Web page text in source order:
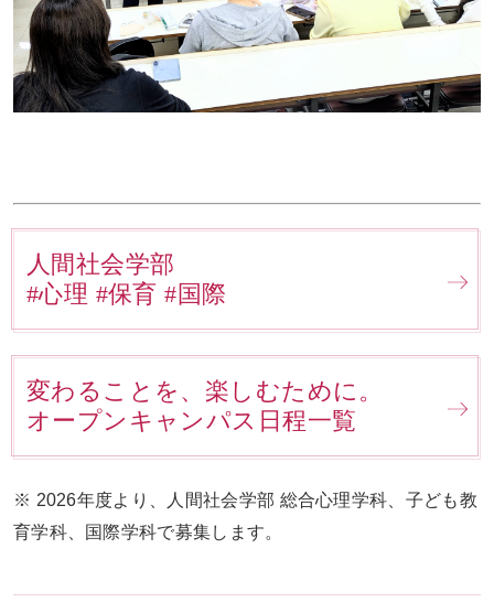
人間社会学部
#心理 #保育 #国際
変わることを、楽しむために。
オープンキャンパス日程一覧
※ 2026年度より、人間社会学部 総合心理学科、子ども教
育学科、国際学科で募集します。